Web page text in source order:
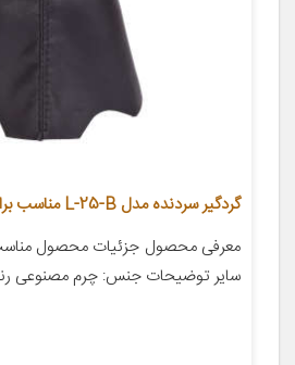
گردگیر سردنده مدل L-25-B مناسب برای پژو 206
سایر توضیحات جنس: چرم مصنوعی